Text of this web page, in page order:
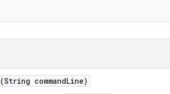
(String commandLine)